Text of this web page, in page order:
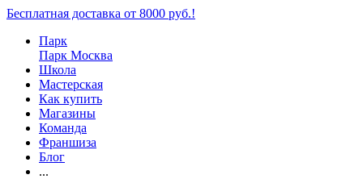
Бесплатная доставка от 8000 руб.!
Парк
Парк Москва
Школа
Мастерская
Как купить
Магазины
Команда
Франшиза
Блог
...